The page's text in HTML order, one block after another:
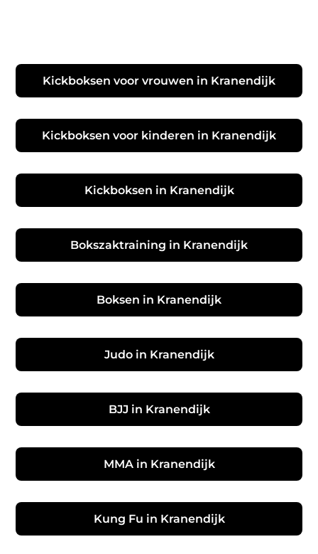
Kickboksen voor vrouwen in Kranendijk
Kickboksen voor kinderen in Kranendijk
Kickboksen in Kranendijk
Bokszaktraining in Kranendijk
Boksen in Kranendijk
Judo in Kranendijk
BJJ in Kranendijk
MMA in Kranendijk
Kung Fu in Kranendijk